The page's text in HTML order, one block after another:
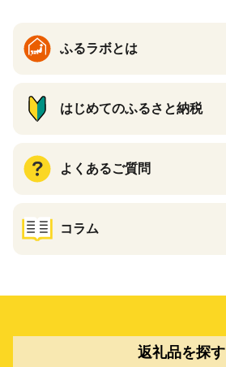
ふるラボとは
はじめてのふるさと納税
よくあるご質問
コラム
返礼品を探す